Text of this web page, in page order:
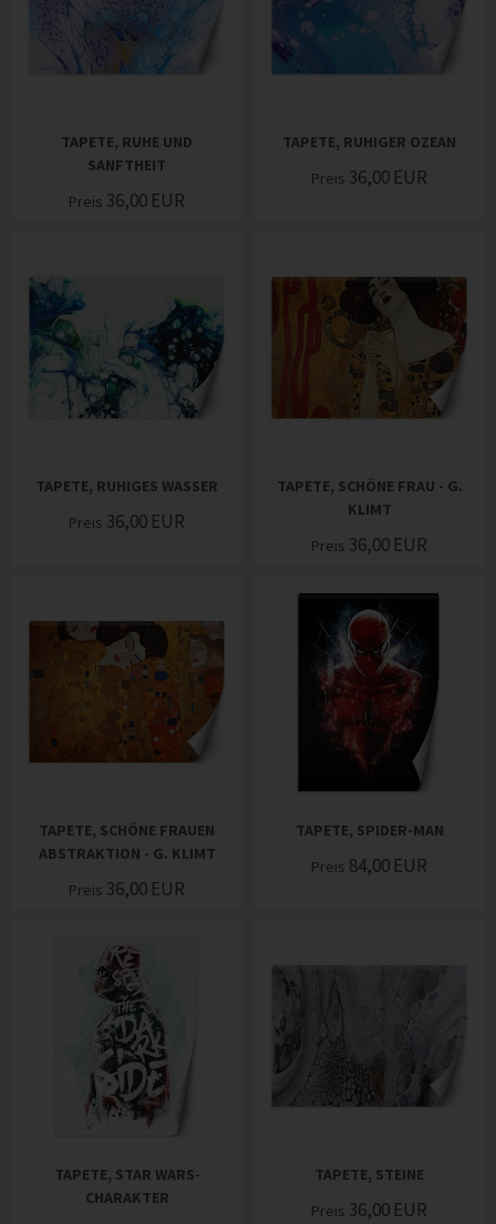
TAPETE, RUHE UND
SANFTHEIT
Preis 36,00 EUR
TAPETE, RUHIGER OZEAN
Preis 36,00 EUR
TAPETE, RUHIGES WASSER
Preis 36,00 EUR
TAPETE, SCHÖNE FRAU - G.
KLIMT
Preis 36,00 EUR
TAPETE, SCHÖNE FRAUEN
ABSTRAKTION - G. KLIMT
Preis 36,00 EUR
TAPETE, SPIDER-MAN
Preis 84,00 EUR
TAPETE, STAR WARS-
CHARAKTER
TAPETE, STEINE
Preis 36,00 EUR